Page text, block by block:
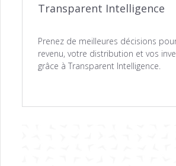
Transparent Intelligence
Prenez de meilleures décisions
revenu, votre distribution et vos
grâce à Transparent Intelligence.